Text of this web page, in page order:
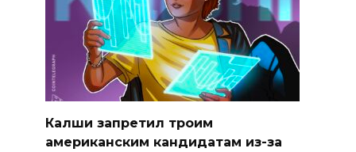
Калши запретил троим
американским кандидатам из-за